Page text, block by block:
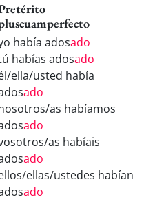
había adosado
habías adosado
ella/usted había
ado
as habíamos
ado
as habíais
ado
ellas/ustedes habían
ado